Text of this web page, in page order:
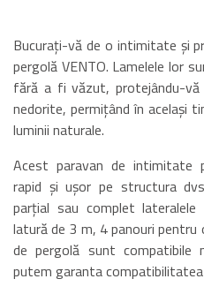
Bucurați-vă de o intimitate și
pergolă VENTO. Lamelele lor
fără a fi văzut, protejându-vă
nedorite, permițând în același
luminii naturale.
Acest paravan de intimitate
rapid și ușor pe structura
parțial sau complet
latură de 3 m, 4 panouri
de pergolă sunt compatibile
putem garanta